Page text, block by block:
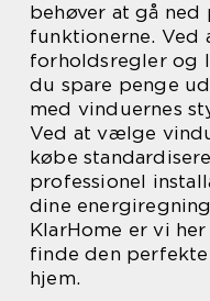
behøver at gå
funktionerne. Ved
forholdsregler og
du spare penge
med vinduernes
Ved at vælge
købe
professionel
dine
KlarHome er vi
finde den
hjem.